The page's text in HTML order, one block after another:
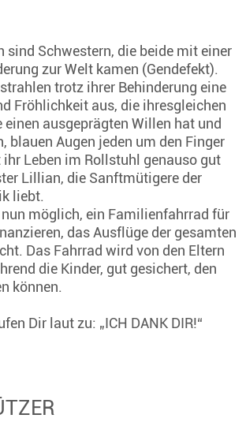
sind Schwestern, die beide mit einer
zur Welt kamen (Gendefekt).
trotz ihrer Behinderung eine
Fröhlichkeit aus, die ihresgleichen
einen ausgeprägten Willen hat und
blauen Augen jeden um den Finger
Leben im Rollstuhl genauso gut
Lillian, die Sanftmütigere der
liebt.
nun möglich, ein Familienfahrrad für
das Ausflüge der gesamten
Das Fahrrad wird von den Eltern
die Kinder, gut gesichert, den
können.
Dir laut zu: „ICH DANK DIR!“